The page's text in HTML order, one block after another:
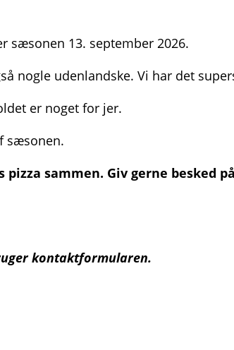
sæsonen 13. september 2026.
nogle udenlandske. Vi har det
er noget for jer.
sæsonen.
sammen. Giv gerne besked
kontaktformularen.